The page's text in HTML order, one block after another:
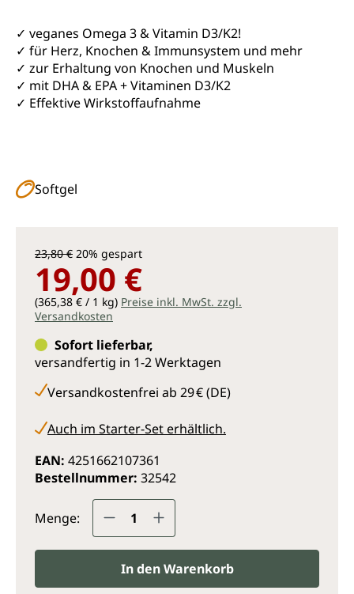
✓ veganes Omega 3 & Vitamin D3/K2!
✓ für Herz, Knochen & Immunsystem und mehr
✓ zur Erhaltung von Knochen und Muskeln
✓ mit DHA & EPA + Vitaminen D3/K2
✓ Effektive Wirkstoffaufnahme
Softgel
23,80 € 20% gespart
19,00 €
(365,38 € / 1 kg) Preise inkl. MwSt. zzgl.
Versandkosten
Sofort lieferbar,
versandfertig in 1-2 Werktagen
Versandkostenfrei ab 29 € (DE)
Auch im Starter-Set erhältlich.
EAN: 4251662107361
Bestellnummer: 32542
Menge: Produkt Anzahl: Gib den
In den Warenkorb